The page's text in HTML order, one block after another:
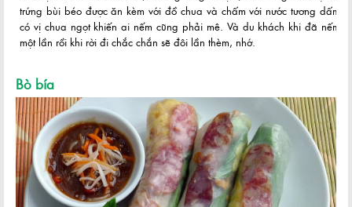
trứng bùi béo được ăn kèm với đồ chua và chấm với nước tương dấm
có vị chua ngọt khiến ai nếm cũng phải mê. Và du khách khi đã nếm
một lần rồi khi rời đi chắc chắn sẽ đôi lần thèm, nhớ.
Bò bía